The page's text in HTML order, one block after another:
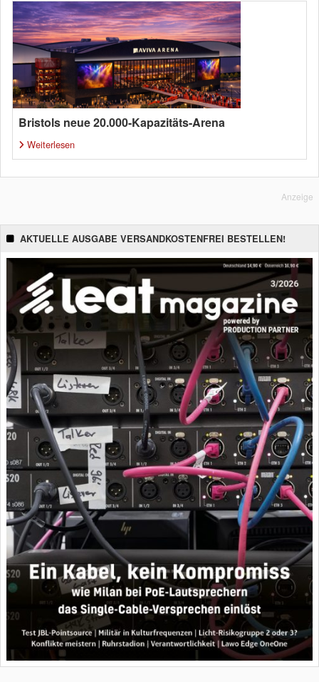
Bristols neue 20.000-Kapazitäts-Arena
Weiterlesen
Anzeige
AKTUELLE AUSGABE VERSANDKOSTENFREI BESTELLEN!